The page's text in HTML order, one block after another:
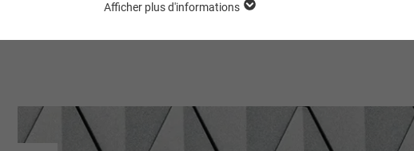
PHP
AMÉRICAINS COMPRIS)
(services américains compris) » nous aident à comprendre comment le site
Afficher plus d'informations